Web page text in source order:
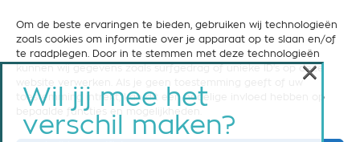
Om de beste ervaringen te bieden, gebruiken wij technologieën
zoals cookies om informatie over je apparaat op te slaan en/of
te raadplegen. Door in te stemmen met deze technologieën
kunnen wij gegevens zoals surfgedrag of unieke ID's op deze
toestemming intrekt, kan dit een nadelige invloed hebben op
bepaalde functies en mogelijkheden.
STEUN BE VEGAN
Help ons om België vegan-friendly te maken! Steun
ons nu met een maandelijkse of eenmalige gift.
Wil jij mee het
verschil maken?
×